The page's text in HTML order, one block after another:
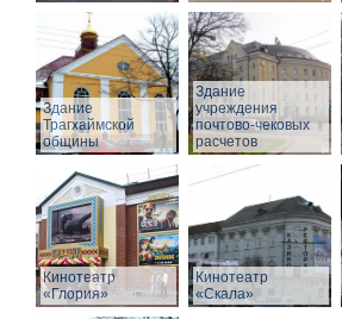
Здание
Трагхаймской
общины
Здание
учреждения
почтово-чековых
расчетов
Кинотеатр
«Глория»
Кинотеатр
«Скала»